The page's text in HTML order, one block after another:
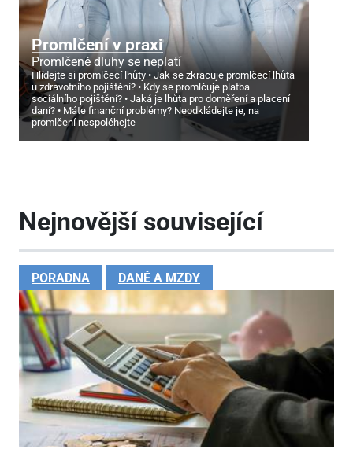
Promlčení v praxi
Promlčené dluhy se neplatí
Hlídejte si promlčecí lhůty
Jak se zkracuje promlčecí lhůta
u zdravotního pojištění?
Kdy se promlčuje platba
sociálního pojištění?
Jaká je lhůta pro doměření a placení
daní?
Máte finanční problémy? Neodkládejte je, na
promlčení nespoléhejte
Nejnovější související
PORADNA DANĚ A MZDY